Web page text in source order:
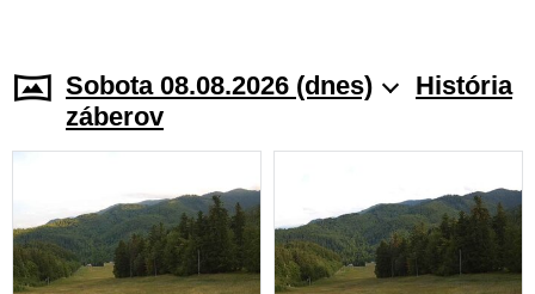
Sobota 08.08.2026 (dnes)
História
záberov